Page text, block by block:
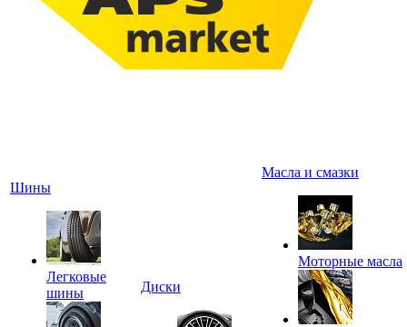
Шины
Легковые
шины
Диски
Масла и смазки
Моторные масла